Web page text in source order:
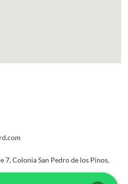
7, Colonia San Pedro de los Pinos,